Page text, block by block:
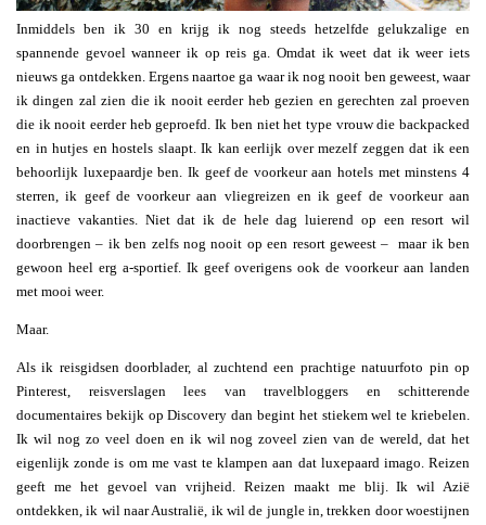
Inmiddels ben ik 30 en krijg ik nog steeds hetzelfde gelukzalige en
spannende gevoel wanneer ik op reis ga. Omdat ik weet dat ik weer iets
nieuws ga ontdekken. Ergens naartoe ga waar ik nog nooit ben geweest, waar
ik dingen zal zien die ik nooit eerder heb gezien en gerechten zal proeven
die ik nooit eerder heb geproefd. Ik ben niet het type vrouw die backpacked
en in hutjes en hostels slaapt. Ik kan eerlijk over mezelf zeggen dat ik een
behoorlijk luxepaardje ben. Ik geef de voorkeur aan hotels met minstens 4
sterren, ik geef de voorkeur aan vliegreizen en ik geef de voorkeur aan
inactieve vakanties. Niet dat ik de hele dag luierend op een resort wil
doorbrengen – ik ben zelfs nog nooit op een resort geweest – maar ik ben
gewoon heel erg a-sportief. Ik geef overigens ook de voorkeur aan landen
met mooi weer.
Maar.
Als ik reisgidsen doorblader, al zuchtend een prachtige natuurfoto pin op
Pinterest, reisverslagen lees van travelbloggers en schitterende
documentaires bekijk op Discovery dan begint het stiekem wel te kriebelen.
Ik wil nog zo veel doen en ik wil nog zoveel zien van de wereld, dat het
eigenlijk zonde is om me vast te klampen aan dat luxepaard imago. Reizen
geeft me het gevoel van vrijheid. Reizen maakt me blij. Ik wil Azië
ontdekken, ik wil naar Australië, ik wil de jungle in, trekken door woestijnen